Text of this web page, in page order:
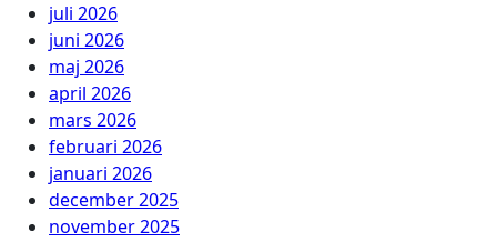
juli 2026
juni 2026
maj 2026
april 2026
mars 2026
februari 2026
januari 2026
december 2025
november 2025